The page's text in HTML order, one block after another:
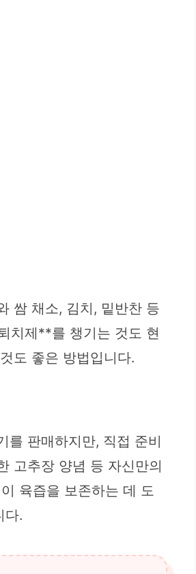
쌈 채소, 김치, 밑반찬 등
치제**를 챙기는 것도 현
도 좋은 방법입니다.
를 판매하지만, 직접 준비
고추장 양념 등 자신만의
육즙을 보존하는 데 도
다.